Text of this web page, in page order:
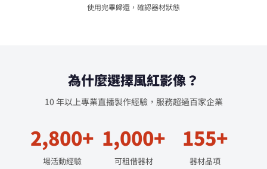
使用完畢歸還，確認器材狀態
為什麼選擇風紅影像？
10 年以上專業直播製作經驗，服務超過百家企業
2,800+
場活動經驗
1,000+
可租借器材
155+
器材品項